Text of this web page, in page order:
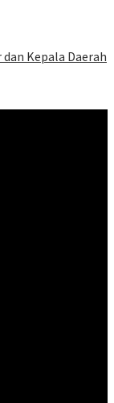
Kepala Daerah